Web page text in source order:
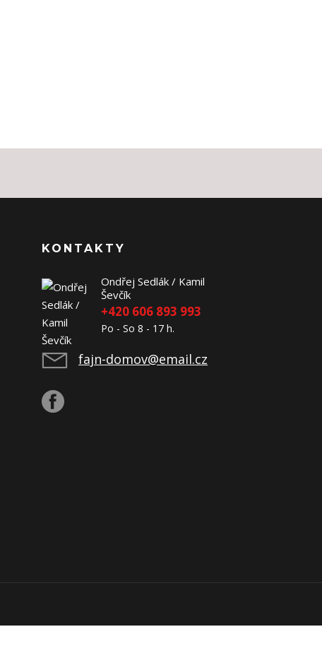
KONTAKTY
Ondřej Sedlák / Kamil
Ševčík
+420 606 893 993
Po - So 8 - 17 h.
fajn-domov@email.cz